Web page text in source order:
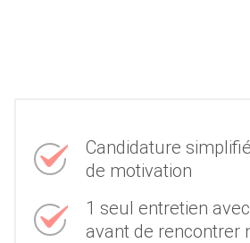
Candidature
de motivation
1 seul entretien
avant de rencontrer